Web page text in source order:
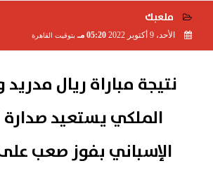
ملعبك
الأحد، 9 أكتوبر 2022 05:20 مـ بتوقيت القاهرة
نتيجة مباراة ريال
الملكي يستعيد
الإسباني بفوز صعب